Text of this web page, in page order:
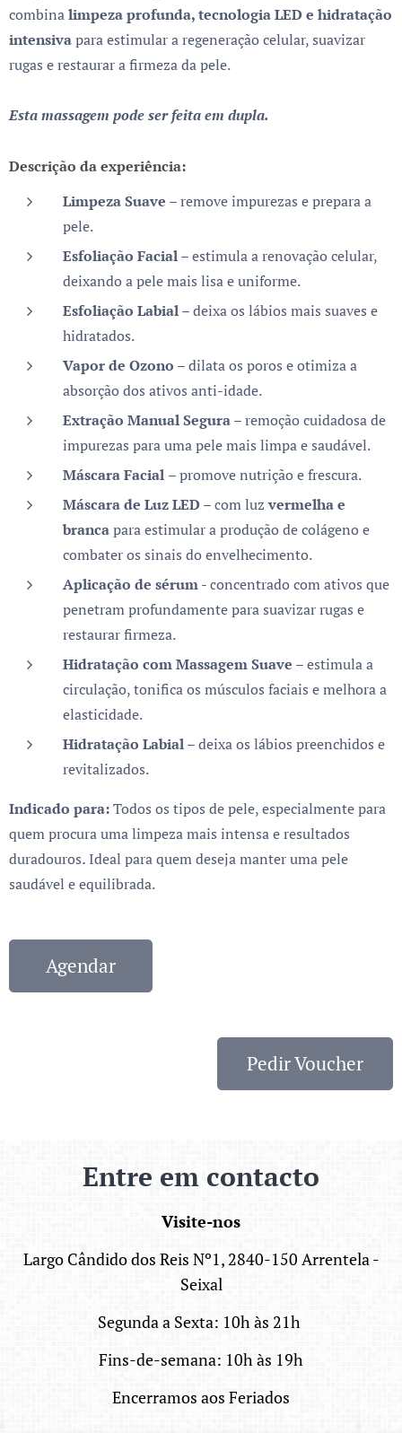
combinalimpeza profunda, tecnologia LED e hidratação
intensivapara estimular a regeneração celular, suavizar
rugas e restaurar a firmeza da pele.
Esta massagem pode ser feita em dupla.
Descrição da experiência:
Limpeza Suave – remove impurezas e prepara a
pele.
Esfoliação Facial– estimula a renovação celular,
deixando a pele mais lisa e uniforme.
Esfoliação Labial– deixa os lábios mais suaves e
hidratados.
Vapor de Ozono – dilata os poros e otimiza a
absorção dos ativos anti-idade.
Extração Manual Segura– remoção cuidadosa de
impurezas para uma pele mais limpa e saudável.
Máscara Facial – promove nutrição e frescura.
Máscara de Luz LED – com luzvermelha e
brancapara estimular a produção de colágeno e
combater os sinais do envelhecimento.
Aplicação de sérum- concentrado com ativos que
penetram profundamente para suavizar rugas e
restaurar firmeza.
Hidratação com Massagem Suave – estimula a
circulação, tonifica os músculos faciais e melhora a
elasticidade.
Hidratação Labial– deixa os lábios preenchidos e
revitalizados.
Indicado para:Todos os tipos de pele, especialmente para
quemprocura uma limpeza mais intensa e resultados
duradouros. Ideal para quem deseja manter uma pele
saudável e equilibrada.
Agendar
Pedir Voucher
Entre em contacto
Visite-nos
Largo Cândido dos Reis Nº1, 2840-150 Arrentela -
Seixal
Segunda a Sexta: 10h às 21h
Fins-de-semana: 10h às 19h
Encerramos aos Feriados